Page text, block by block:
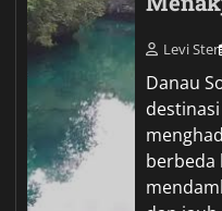
Levi Ster
Danau
berbeda